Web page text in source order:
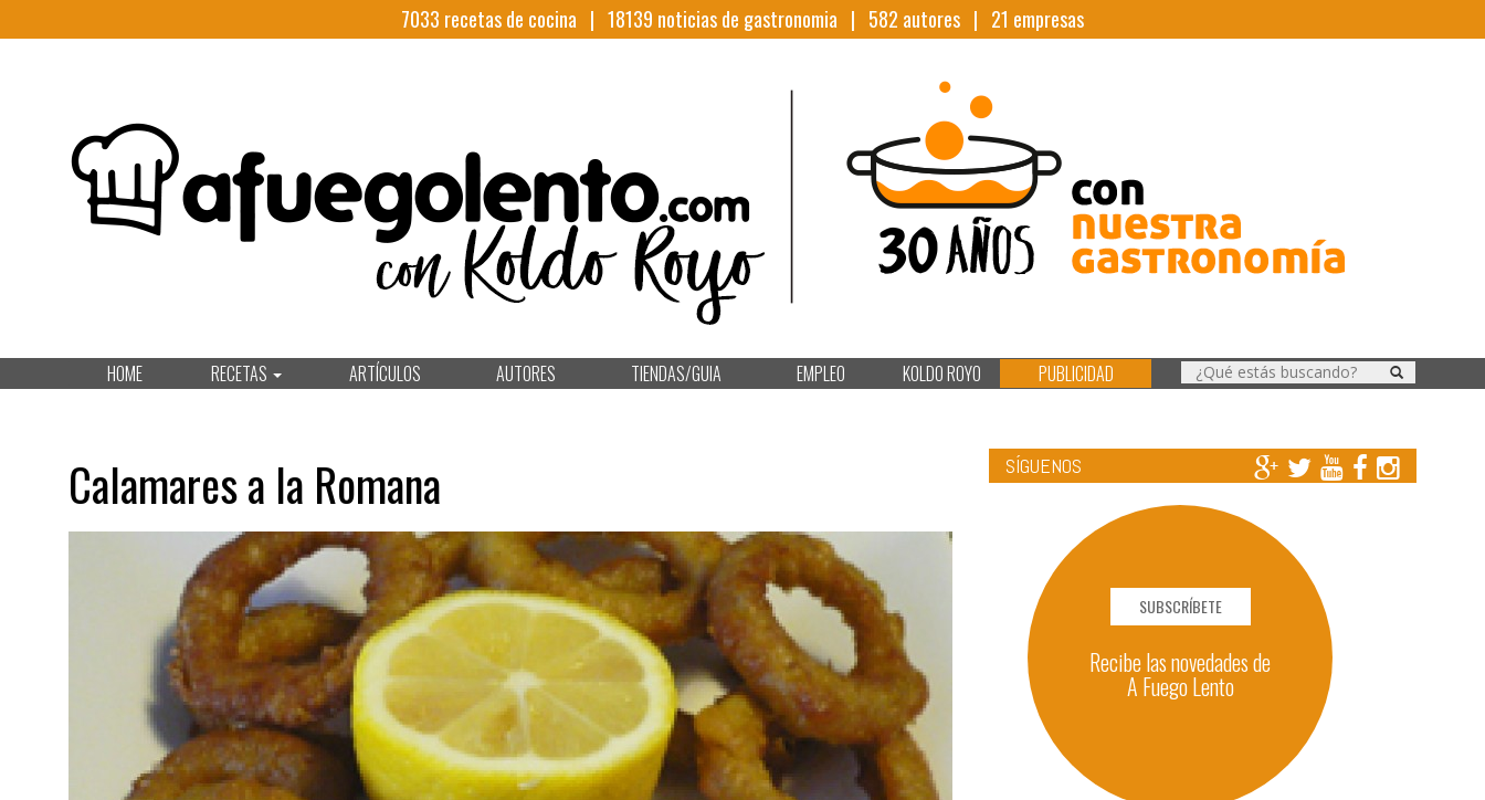
7033 recetas de cocina | 18139 noticias de gastronomia | 582 autores | 21 empresas
HOME RECETAS ARTÍCULOS AUTORES TIENDAS/GUIA EMPLEO KOLDO ROYO PUBLICIDAD
Calamares a la Romana SÍGUENOS
SUBSCRÍBETE
Recibe las novedades de
A Fuego Lento